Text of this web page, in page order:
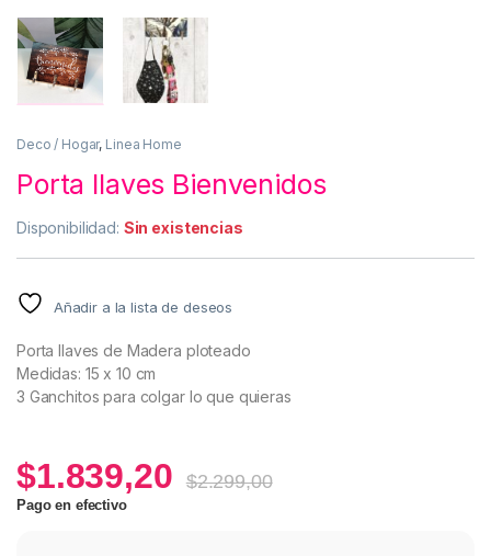
Deco / Hogar, Linea Home
Porta llaves Bienvenidos
Disponibilidad: Sin existencias
Añadir a la lista de deseos
Porta llaves de Madera ploteado
Medidas: 15 x 10 cm
3 Ganchitos para colgar lo que quieras
$1.839,20 $2.299,00
Pago en efectivo